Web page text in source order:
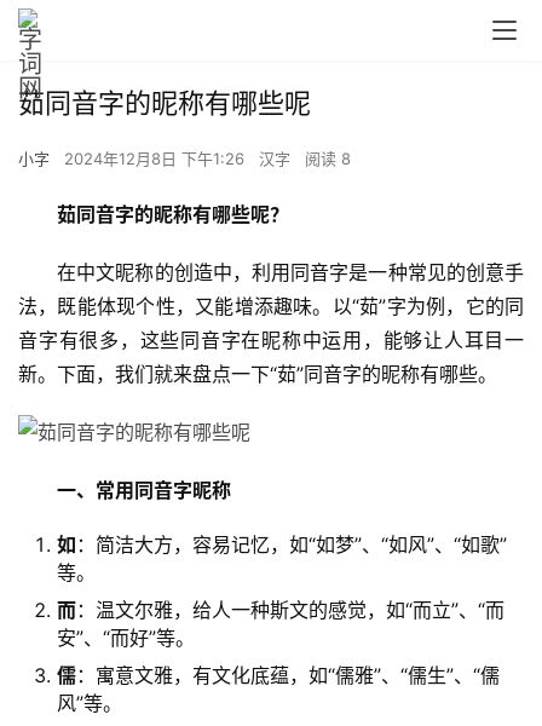
茹同音字的昵称有哪些呢
小字 2024年12月8日 下午1:26 汉字 阅读 8
茹同音字的昵称有哪些呢？
在中文昵称的创造中，利用同音字是一种常见的创意手
法，既能体现个性，又能增添趣味。以“茹”字为例，它的同
音字有很多，这些同音字在昵称中运用，能够让人耳目一
新。下面，我们就来盘点一下“茹”同音字的昵称有哪些。
一、常用同音字昵称
如 ：简洁大方，容易记忆，如“如梦”、“如风”、“如歌”
等。
而：温文尔雅，给人一种斯文的感觉，如“而立”、“而
安”、“而好”等。
儒：寓意文雅，有文化底蕴，如“儒雅”、“儒生”、“儒
风”等。